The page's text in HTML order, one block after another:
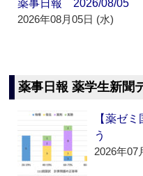
薬事日報 2026/08/05
2026年08月05日 (水)
薬事日報 薬学生新聞
【薬ゼ
う
2026年07